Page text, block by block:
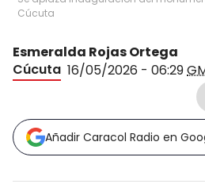
Cúcuta
Esmeralda Rojas Ortega
Cúcuta 16/05/2026 - 06:29
Añadir Caracol Radio en